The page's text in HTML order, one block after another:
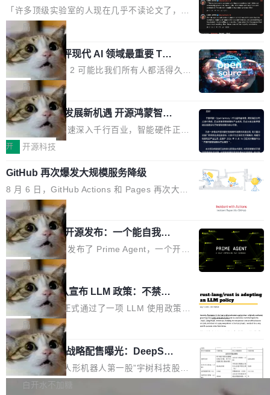
个表单字段，每个字段还有联动逻辑；比如我
想...
的严苛使用需求。 澎湃功率，紧凑机身 钛金雕1
600PG5 AI TOP具备强悍输出功率，同时实现
机身尺寸大幅精简。整机长度仅16厘米，属于同
功率段机身尺寸十分紧凑的1600W电源产品。小
巧机身有效提升市面主流标准A...
元。数字广告与公共关系相关服务市场更是从20
25年的8463亿美元扩张至2026年的8763亿美
元。数字的背后是一个清晰的事实——品牌对专
业化营销服务的需求从未如此迫切。 但市场扩容
的同时,服务商的竞争逻辑正在改变。2026年Top
Agency年度合辑的观察指出,“产品”这个离消费
者最近的载体,在整个品牌营销层面的权重显著变
高了。全域营销服务商的竞争正在从规模转向深
度,案例厚度、全域覆盖、多线协同...
了
「许多顶级实验室的人现在几乎不读论文了，而
且他们认为 ICLR/ICML/NeurIPS 充斥着大量过
度宣传和欺诈。」 OpenAI 研究员 Keller Jorda
n 这条推文引发了广泛讨论。他不是在说风凉
话，他是说出了一个圈内人尽皆知但很少公开捅
破的事实。 Jordan 随后补充了一句软化声明：
「我不认为这些会议上大部分论文都在过度宣传
或造假。问题是，作为读者，如果你筛选出那些
看起来最令人兴奋的论文，那它们大部分都是过
度宣传的。」 这才是真正的痛点。不是所有论文
都有问题，是最吸引眼球的那批论文最有问题。
他引用的帖子来自 Mathew Shen，一位 ICLR 2
026 的读者：「看了篇 ...
局
xAI 前工程师评现代 AI 领域最重要 Top
3 开源项目
Flash Attention 2 可能比我们所有人都活得久。
这句话不是来自某个技术博客，而是出自 Hieu
Pham 的一条推文。Hieu Pham 是谁？他是 xAI
的早期工程师之一，在 Grok 训练基础设施团队
工作过。近日他在 X 上发了一条帖子，列出了他
认为现代 AI 领域最重要的三个开源项目。 第一
理由很具体。FA 系列不需要解释，但 FA2 是他
认为最重要的一个——复杂度恰到好处，刚好能
驱动你去学 CuTe，但还没被那些"邪恶的" Hopp
er++ 优化所淹没，足够容易修改和适配。 更关
键的是 FA2 的持久性...
局
共商智能硬件发展新机遇 开源鸿蒙智能
硬件开发者日杭州站即将举行
随着万物智联加速深入千行百业，智能硬件正从
单点设备迈向智能化、网联化、协同化发展。作
鸿蒙通过统一技术底座和分布式能力，为不同类
型智能设备的开发、连接与互联提供关键支撑，
也为产业链企业探索产品创新与商业增长打开新
的空间。 8月14日，开源鸿蒙智能硬件开发者日
（OHDD：OpenHarmony Hardware Develope
r Day）将在杭州启航。活动面向智能硬件产业
链企业和开发者，邀请行业专家与资深技术顾
问，围绕开源鸿蒙技术能力、设备适配、芯片适
配、功耗与稳定性调优、兼容性测评及统一互联
等内容展开系统讲解和实战交流，帮助企业进一
步了解开源鸿蒙在智能...
开 开源科技
GitHub 再次爆发大规模服务降级
8 月 6 日，GitHub Actions 和 Pages 再次大规
模服务降级，Actions 完全不可用超过 5 小时，
webhook 停发，连自托管 runner 也因调度层故
障无法工作。Pages、Copilot code review、C
opilot coding agent 全部受影响。从检测到完全
恢复，大约 12 小时。 这是 2026 年 8 月的第六
起事故，其中四起与 AI/Copilot 服务相关。 Git
Hub 员工 kdaigle 在 HN 讨论中贴出了一组数
据：2025 年全年 10 亿次 commit。现在，每周
2.75 亿次，全年预计 140 亿次。GitHub...
局
Prime Agent 开源发布：一个能自我改
进的编程 Agent，ARC-AGI 3 超越人类
专家基线
Prime Intellect 发布了 Prime Agent，一个开源
的编程 Agent Harness，核心设计围绕两个抽
象：Recursive Language Model（RLM）和 C
ontinual Harness。在 ARC-AGI 3 基准测试
上，Prime Agent + Opus 5 的组合达到了 95.
5% RHAE Best@1，超过了 ARC 报告的人类专
家基线 95.4%。 不是又一个 coding agent 包装
器 Prime Agent 的架构和市面上大多数 coding
agent 有本质区别。大多数 agent harness 的设
计是基于早期模型的能力—...
局
Rust 项目团队宣布 LLM 政策：不禁
止，但你要承认哪些代码不是你写的
Rust 语言项目正式通过了一项 LLM 使用政策，
覆盖 rust-lang/rust 单一仓库的代码贡献。这不
是项目级别的官方立场，目前由五个团队采纳，
但它可能是主流开源项目中关于 AI 辅助贡献最
细致的一份规则。 政策的核心只有一句话：LLM
可以用来分析、提炼、审阅、建议，但不能用来
局
宇树科技 IPO 战略配售曝光：DeepSe
ek 获配 93.3 万股，锁定 36 个月
8月6日晚间，“人形机器人第一股”宇树科技股份
有限公司披露IPO发行价格及战略配售结果，杭
白开水不加糖